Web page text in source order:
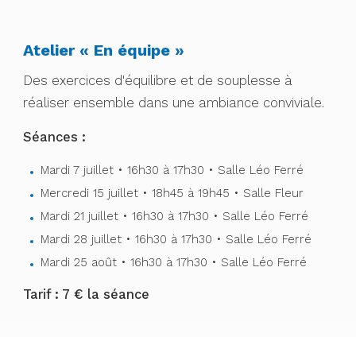
Atelier « En équipe »
Des exercices d'équilibre et de souplesse à
réaliser ensemble dans une ambiance conviviale.
Séances :
Mardi 7 juillet • 16h30 à 17h30 • Salle Léo Ferré
Mercredi 15 juillet • 18h45 à 19h45 • Salle Fleur
Mardi 21 juillet • 16h30 à 17h30 • Salle Léo Ferré
Mardi 28 juillet • 16h30 à 17h30 • Salle Léo Ferré
Mardi 25 août • 16h30 à 17h30 • Salle Léo Ferré
Tarif : 7 € la séance